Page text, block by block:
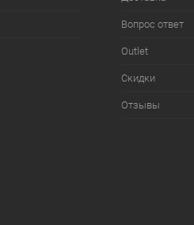
Вопрос ответ
Outlet
Скидки
Отзывы